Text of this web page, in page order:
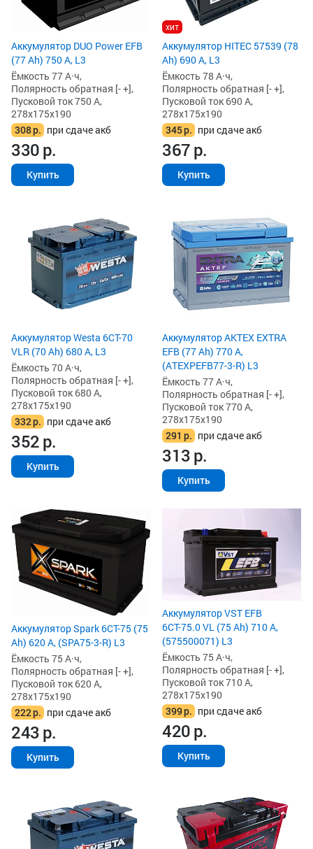
Аккумулятор DUO Power EFB
(77 Ah) 750 А, L3
Ёмкость 77 А·ч,
Полярность обратная [- +],
Пусковой ток 750 А,
278x175x190
308р. при сдаче акб
330р.
Купить
хит
Аккумулятор HITEC 57539 (78
Ah) 690 А, L3
Ёмкость 78 А·ч,
Полярность обратная [- +],
Пусковой ток 690 А,
278x175x190
345р. при сдаче акб
367р.
Купить
Аккумулятор Westa 6СТ-70
VLR (70 Ah) 680 А, L3
Ёмкость 70 А·ч,
Полярность обратная [- +],
Пусковой ток 680 А,
278x175x190
332р. при сдаче акб
352р.
Купить
Аккумулятор AKTEX EXTRA
EFB (77 Ah) 770 А,
(ATEXPEFB77-3-R) L3
Ёмкость 77 А·ч,
Полярность обратная [- +],
Пусковой ток 770 А,
278x175x190
291 р. при сдаче акб
313р.
Купить
Аккумулятор Spark 6СТ-75 (75
Ah) 620 А, (SPA75-3-R) L3
Ёмкость 75 А·ч,
Полярность обратная [- +],
Пусковой ток 620 А,
278x175x190
222р. при сдаче акб
243р.
Купить
Аккумулятор VST EFB
6СТ-75.0 VL (75 Ah) 710 А,
(575500071) L3
Ёмкость 75 А·ч,
Полярность обратная [- +],
Пусковой ток 710 А,
278x175x190
399р. при сдаче акб
420р.
Купить